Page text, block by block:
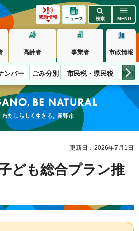
緊急情報 ニュース 検索 MENU
高齢者 事業者 市政情報
ンバー ごみ分別 市民税・県民税 移住
たしらしく生きる。長野市
更新日：2026年7月1日
ども総合プラン推